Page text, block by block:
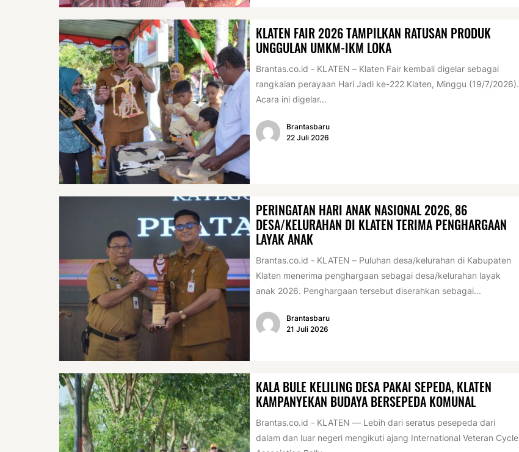
KLATEN FAIR 2026 TAMPILKAN RATUSAN PRODUK
UNGGULAN UMKM-IKM LOKA
Brantas.co.id - KLATEN – Klaten Fair kembali digelar sebagai
rangkaian perayaan Hari Jadi ke-222 Klaten, Minggu (19/7/2026).
Acara ini digelar...
Brantasbaru
22 Juli 2026
PERINGATAN HARI ANAK NASIONAL 2026, 86
DESA/KELURAHAN DI KLATEN TERIMA PENGHARGAAN
LAYAK ANAK
Brantas.co.id - KLATEN – Puluhan desa/kelurahan di Kabupaten
Klaten menerima penghargaan sebagai desa/kelurahan layak
anak 2026. Penghargaan tersebut diserahkan sebagai...
Brantasbaru
21 Juli 2026
KALA BULE KELILING DESA PAKAI SEPEDA, KLATEN
KAMPANYEKAN BUDAYA BERSEPEDA KOMUNAL
Brantas.co.id - KLATEN — Lebih dari seratus pesepeda dari
dalam dan luar negeri mengikuti ajang International Veteran Cycle